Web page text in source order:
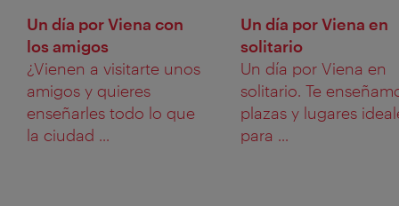
Un día por Viena con
los amigos
¿Vienen a visitarte unos
amigos y quieres
enseñarles todo lo que
la ciudad ...
Un día por Viena en
solitario
Un día por Viena en
solitario. Te
plazas y lugares
para ...